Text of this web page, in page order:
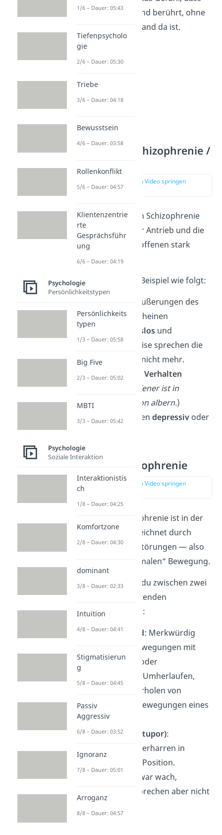
ihn etwas / jemand berührt, ohne
dass etwas / jemand da ist.
Hebephrene Schizophrenie /
zur Stelle im Video springen
(01:39)
Bei der hebephrenen Schizophrenie
sind das Denken, der Antrieb und die
Emotionen des Betroffenen stark
beeinträchtigt.
Sie äußert sich zum Beispiel wie folgt:
und Äußerungen des
Betroffenen erscheinen
zusammenhangslosund
unlogisch, teilweise sprechen die
Betroffenen gar nicht mehr.
Unangebrachtes Verhalten
Betroffener ist in
trauriger Situation albern.)
Betroffene können depressivoder
Katatone Schizophrenie
zur Stelle im Video springen
Die katatone Schizophrenie ist in der
Akutphase gekennzeichnet durch
psychomotorische Störungen — also
Störungen der „normalen“ Bewegung.
Hier unterscheidest du zwischen zwei
abwechselnd auftretenden
Erscheinungsbildern:
Erregter Zustand: Merkwürdig
erscheinende Bewegungen mit
Händen, Armen oder
Beinen, Zielloses Umherlaufen,
ständiges Wiederholen von
Aussagen oder Bewegungen eines
anderen.
Starrezustand (Stupor):
Stundenlanges Verharren in
ungewöhnlicher Position.
Patienten sind zwar wach,
reagieren und sprechen aber nicht
1/6 – Dauer: 05:43
Tiefenpsycholo
gie
2/6 – Dauer: 05:30
Triebe
3/6 – Dauer: 04:18
Bewusstsein
4/6 – Dauer: 03:58
Rollenkonflikt
5/6 – Dauer: 04:57
Klientenzentrie
rte
Gesprächsführ
ung
6/6 – Dauer: 04:19
Psychologie
Persönlichkeitstypen
Persönlichkeits
typen
1/3 – Dauer: 05:58
Big Five
2/3 – Dauer: 05:02
MBTI
3/3 – Dauer: 05:42
Psychologie
Soziale Interaktion
Interaktionistis
ch
1/8 – Dauer: 04:25
Komfortzone
2/8 – Dauer: 04:30
dominant
3/8 – Dauer: 02:33
Intuition
4/8 – Dauer: 04:41
Stigmatisierun
g
5/8 – Dauer: 04:45
Passiv
Aggressiv
6/8 – Dauer: 03:52
Ignoranz
7/8 – Dauer: 05:01
Arroganz
8/8 – Dauer: 04:57